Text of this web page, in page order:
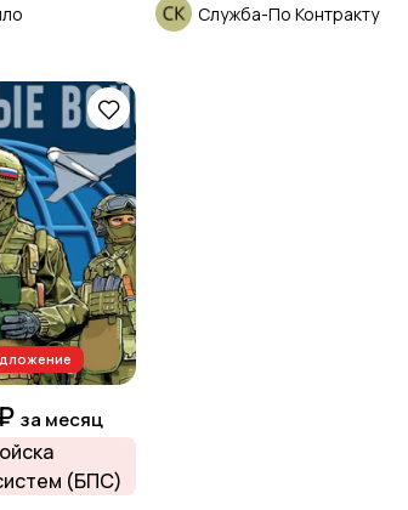
Служба-По Контракту
за месяц
(БПС)